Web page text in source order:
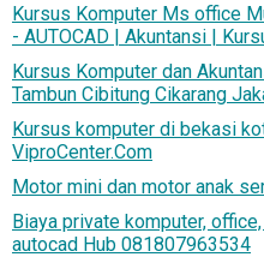
Kursus Komputer Ms office
- AUTOCAD | Akuntansi |
Kursus Komputer dan
Tambun Cibitung Cikarang
Kursus komputer di bekasi
ViproCenter.Com
Motor mini dan motor anak
Biaya private komputer,
autocad Hub 081807963534